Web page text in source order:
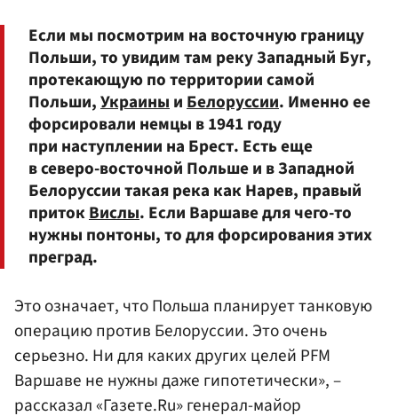
Если мы посмотрим на восточную границу
Польши, то увидим там реку Западный Буг,
протекающую по территории самой
Польши,УкраиныиБелоруссии. Именно ее
форсировали немцы в 1941 году
при наступлении на Брест. Есть еще
в северо-восточной Польше и в Западной
Белоруссии такая река как Нарев, правый
притокВислы. Если Варшаве для чего-то
нужны понтоны, то для форсирования этих
преград.
Это означает, что Польша планирует танковую
операцию против Белоруссии. Это очень
серьезно. Ни для каких других целей PFM
Варшаве не нужны даже гипотетически», –
рассказал «Газете.Ru» генерал-майор